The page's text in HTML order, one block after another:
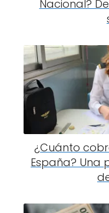
Nacional?
¿Cuánto
España? Una